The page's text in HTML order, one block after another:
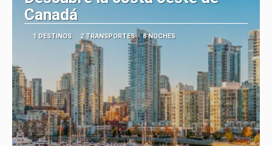
Canadá
1 DESTINOS 2 TRANSPORTES 8 NOCHES